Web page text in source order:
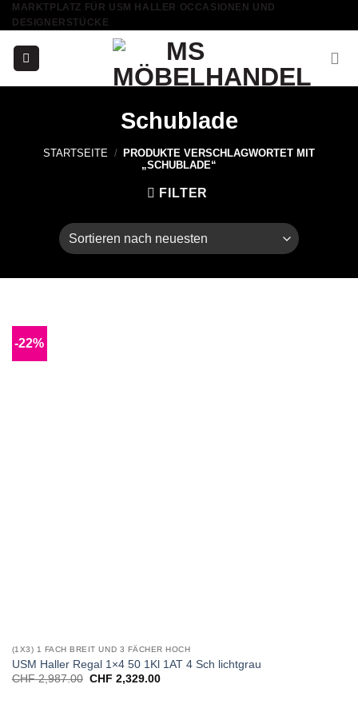
Skip
to
content
MARKTPLATZ FÜR USM HALLER OCCASIONEN UND
DESIGNERSTÜCKE
Schublade
STARTSEITE /
PRODUKTE VERSCHLAGWORTET MIT
„SCHUBLADE“
FILTER
-22%
(1X3) 1 FACH BREIT UND 3 FÄCHER HOCH
USM Haller Regal 1×4 50 1Kl 1AT 4 Sch lichtgrau
CHF2,987.00 CHF 2,329.00